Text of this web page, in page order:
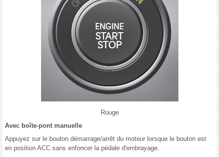
Rouge
Avec boîte-pont manuelle
Appuyez sur le bouton démarrage/arrêt du moteur lorsque le bouton est
en position ACC sans enfoncer la pédale d'embrayage.